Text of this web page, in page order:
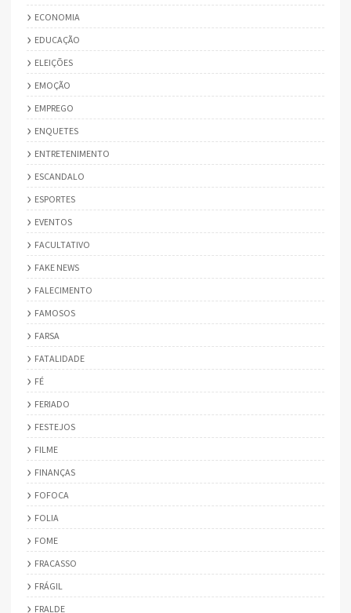
ECONOMIA
EDUCAÇÃO
ELEIÇÕES
EMOÇÃO
EMPREGO
ENQUETES
ENTRETENIMENTO
ESCANDALO
ESPORTES
EVENTOS
FACULTATIVO
FAKE NEWS
FALECIMENTO
FAMOSOS
FARSA
FATALIDADE
FÉ
FERIADO
FESTEJOS
FILME
FINANÇAS
FOFOCA
FOLIA
FOME
FRACASSO
FRÁGIL
FRALDE